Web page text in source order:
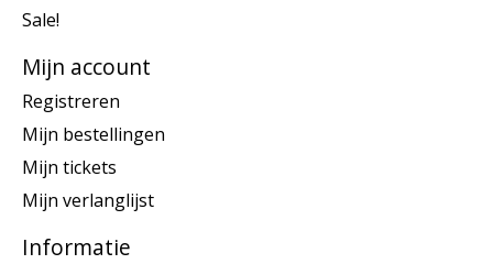
Sale!
Mijn account
Registreren
Mijn bestellingen
Mijn tickets
Mijn verlanglijst
Informatie